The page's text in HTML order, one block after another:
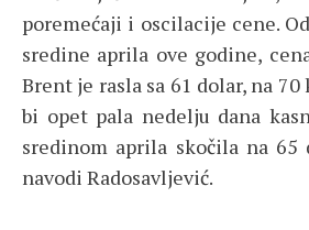
poremećaji i oscilacije cene.
sredine aprila ove godine,
Brent je rasla sa 61 dolar, na 70
bi opet pala nedelju dana
sredinom aprila skočila na 65
navodi Radosavljević.